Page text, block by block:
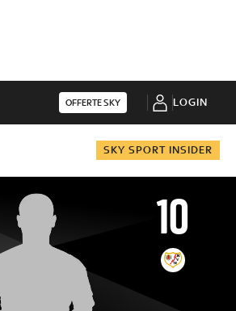
OFFERTE SKY LOGIN
SKY SPORT INSIDER
10